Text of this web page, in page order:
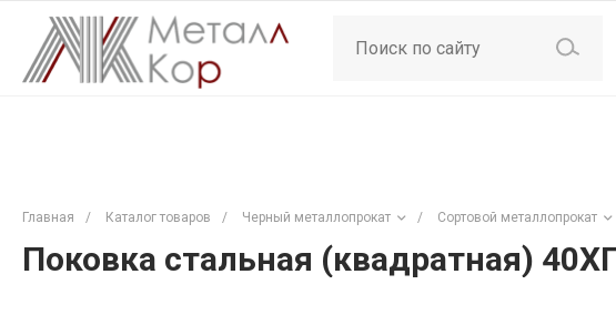
Главная / Каталог товаров / Черный металлопрокат / Сортовой металлопрокат
Поковка стальная (квадратная)